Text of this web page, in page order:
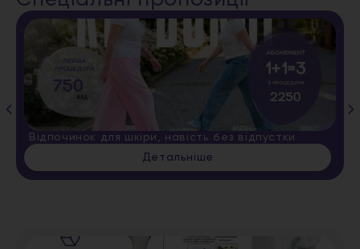
Відпочинок для шкіри, навість без відпустки
Детальніше